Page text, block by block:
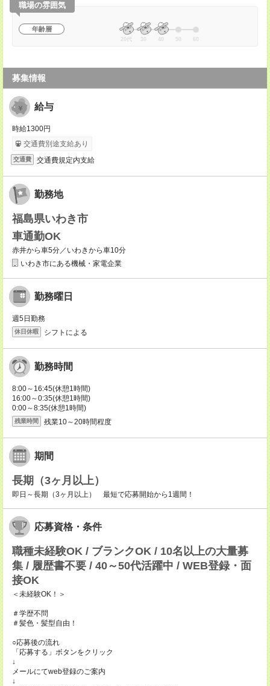
職場の雰囲気
年齢層
20代 30 40 50 60
募集情報
給与
時給1300円
交通費別途支給あり
交通費 交通費規定内支給
勤務地
福島県いわき市
車通勤OK
赤井から車5分／いわきから車10分
いわき市にある機械・家電企業
勤務曜日
週5日勤務
休日休暇 シフトによる
勤務時間
8:00～16:45(休憩1時間)
16:00～0:35(休憩1時間)
0:00～8:35(休憩1時間)
残業時間 残業10～20時間程度
期間
長期（3ヶ月以上）
即日～長期（3ヶ月以上） 最短で応募開始から1週間！
応募資格・条件
職種未経験OK / ブランクOK / 10名以上の大量募
集 / 履歴書不要 / 40～50代活躍中 / WEB登録・面
接OK
＜未経験OK！＞
＃学歴不問
＃髪色・髪型自由！
○応募後の流れ
「応募する」ボタンをクリック
↓
メールにてweb登録のご案内
↓